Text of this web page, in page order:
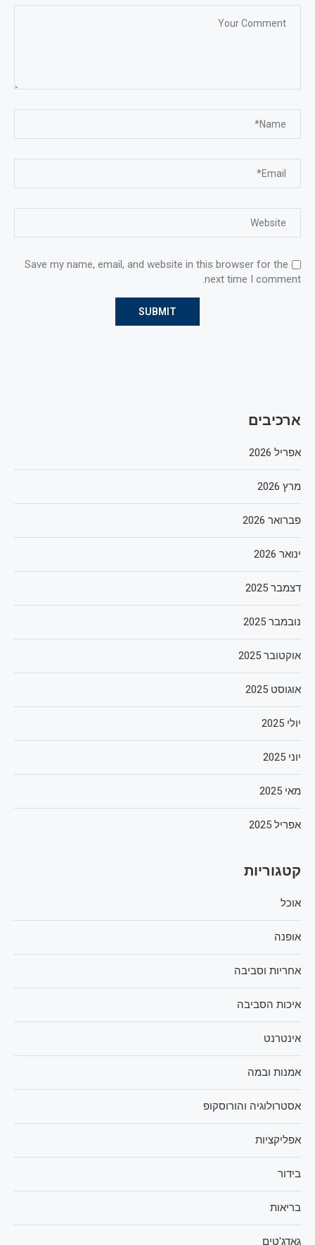
Save my name, email, and website in this browser for the
next time I comment.
ארכיבים
אפריל 2026
מרץ 2026
פברואר 2026
ינואר 2026
דצמבר 2025
נובמבר 2025
אוקטובר 2025
אוגוסט 2025
יולי 2025
יוני 2025
מאי 2025
אפריל 2025
קטגוריות
אוכל
אופנה
אחריות וסביבה
איכות הסביבה
אינטרנט
אמנות ובמה
אסטרולוגיה והורוסקופ
אפליקציות
בידור
בריאות
גאדג'טים